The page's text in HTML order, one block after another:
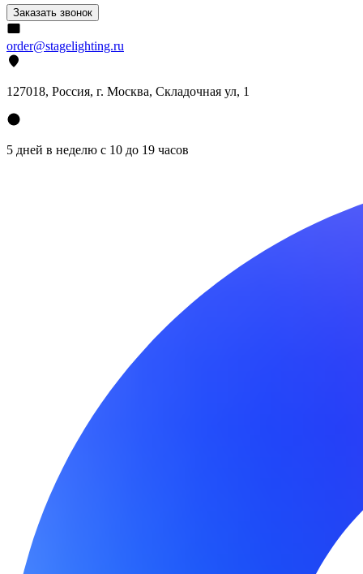
Заказать звонок
order@stagelighting.ru
127018, Россия, г. Москва, Складочная ул, 1
5 дней в неделю с 10 до 19 часов